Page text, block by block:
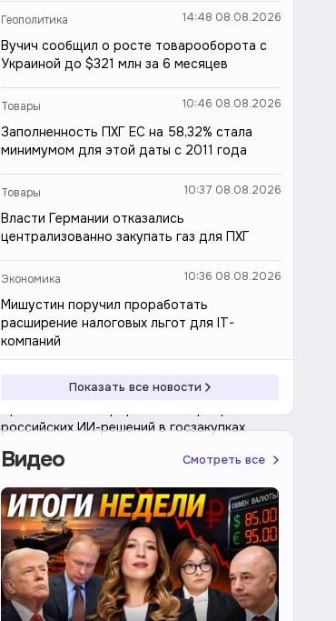
Геополитика 14:48 08.08.2026
Вучич сообщил о росте товарооборота с
Украиной до $321 млн за 6 месяцев
Товары 10:46 08.08.2026
Заполненность ПХГ ЕС на 58,32% стала
минимумом для этой даты с 2011 года
Товары 10:37 08.08.2026
Власти Германии отказались
централизованно закупать газ для ПХГ
Экономика 10:36 08.08.2026
Мишустин поручил проработать
расширение налоговых льгот для IT-
компаний
10:02 08.08.2026
российских ИИ-решений в госзакупках
Показать все новости
Видео Смотреть все